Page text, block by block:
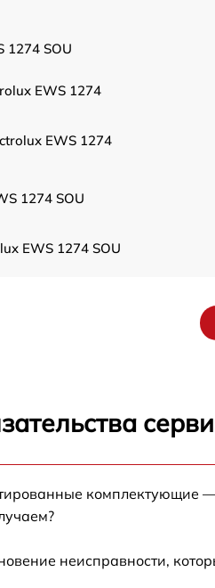
1274 SOU
EWS 1274
EWS 1274
1274 SOU
EWS 1274 SOU
1274 SOU
комплектующие
неисправности,